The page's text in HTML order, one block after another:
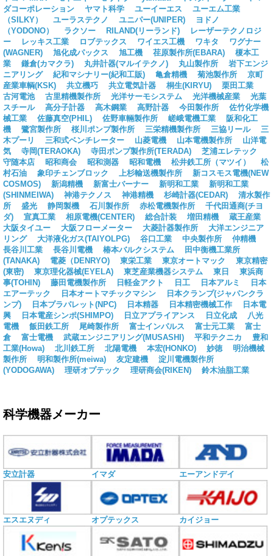
ダコーポレーション
ヤマト科学 ユーイーエス
ユーエム工業
（SILKY）
ユーラステクノ ユニパー(UNIPER)
ヨドノ
（YODONO）
ラクソー RILAND(リーランド)
レーザーテクノロジ
ー
レッキス工業 ロブテックス ワイエス工機 ワキタ
ワグナー
(WAGNER)
旭化成パックス 旭工機 荏原製作所(EBARA)
榎本工
業
鎌倉(カマクラ) 丸井計器(マルイテクノ) 丸山製作所
岩下エンジ
ニアリング
紀和マシナリー(紀和工販) 亀倉精機 菊池製作所
京町
産業車輌(KSK)
共立機巧 共立電気計器 桐生(KIRYU)
栗田工業
古河電池
古里精機製作所 光洋サーモシステム 光洋機械産業
光葉
スチール
高分子計器 高木鋼業 高野計器 今田製作所
佐竹化学機
械工業
佐藤真空(PHIL) 佐野車輛製作所 嵯峨電機工業
阪和化工
機
鷺宮製作所 桜川ポンプ製作所 三栄精機製作所 三協リール
三
木プーリ
三和式ベンチレーター 山菱電機 山本電機製作所
山洋電
気
寺岡(TERAOKA) 寺田ポンプ製作所(TERADA)
芝浦エレテック
守随本店
昭和商会 昭和測器 昭和電機 松井鉄工所（マツイ）
松
村石油
象印チェンブロック 上杉輸送機製作所
新コスモス電機(NEW
COSMOS)
新潟精機 新富士バーナー 新明和工業
新明和工業
(SHINMEIWA)
神港テクノス 神港精機 杉崎計器(CEDAR)
清水製作
所
盛光 静岡製機 石川製作所 赤松電機製作所
千代田通商(チヨ
ダ)
宣真工業 相原電機(CENTER) 総合計装 増田精機
蔵王産業
大阪タイユー
大阪フローメーター 大菱計器製作所
大洋エンジニア
リング
大洋液化ガス(TAIYOLPG) 谷口工業 中央製作所
仲精機
長谷川工業
長谷川電機 椿本バルクシステム
田中衡機工業所
(TANAKA)
電菱（DENRYO) 東栄工業 東京オートマック
東京精密
(東密)
東京理化器械(EYELA) 東芝産業機器システム 東日
東浜商
事(TOHIN)
藤田電機製作所 日軽金アクト 日工 日本アルミ
日本
エアーテック
日本オートマチックマシン
日本クランプ(ジャパンクラ
ンプ)
日本プラパレット(NPC) 日本精器 日本精密機械工作
日本電
興
日本電産シンポ(SHIMPO) 日立アプライアンス 日立化成
八光
電機
飯田鉄工所 尾崎製作所 富士インパルス 富士元工業
富士
倉
富士電機 武蔵エンジニアリング(MUSASHI) 平和テクニカ
豊和
工業(Howa)
北川鉄工所 北陽電機 本宏(HONKO) 妙徳
明治機械
製作所
明和製作所(meiwa) 友定建機
淀川電機製作所
(YODOGAWA)
理研オプテック 理研商会(RIKEN) 鈴木油脂工業
科学機器メーカー
安立計器 イマダ エーアンドデイ
エスエヌディ オプテックス カイジョー